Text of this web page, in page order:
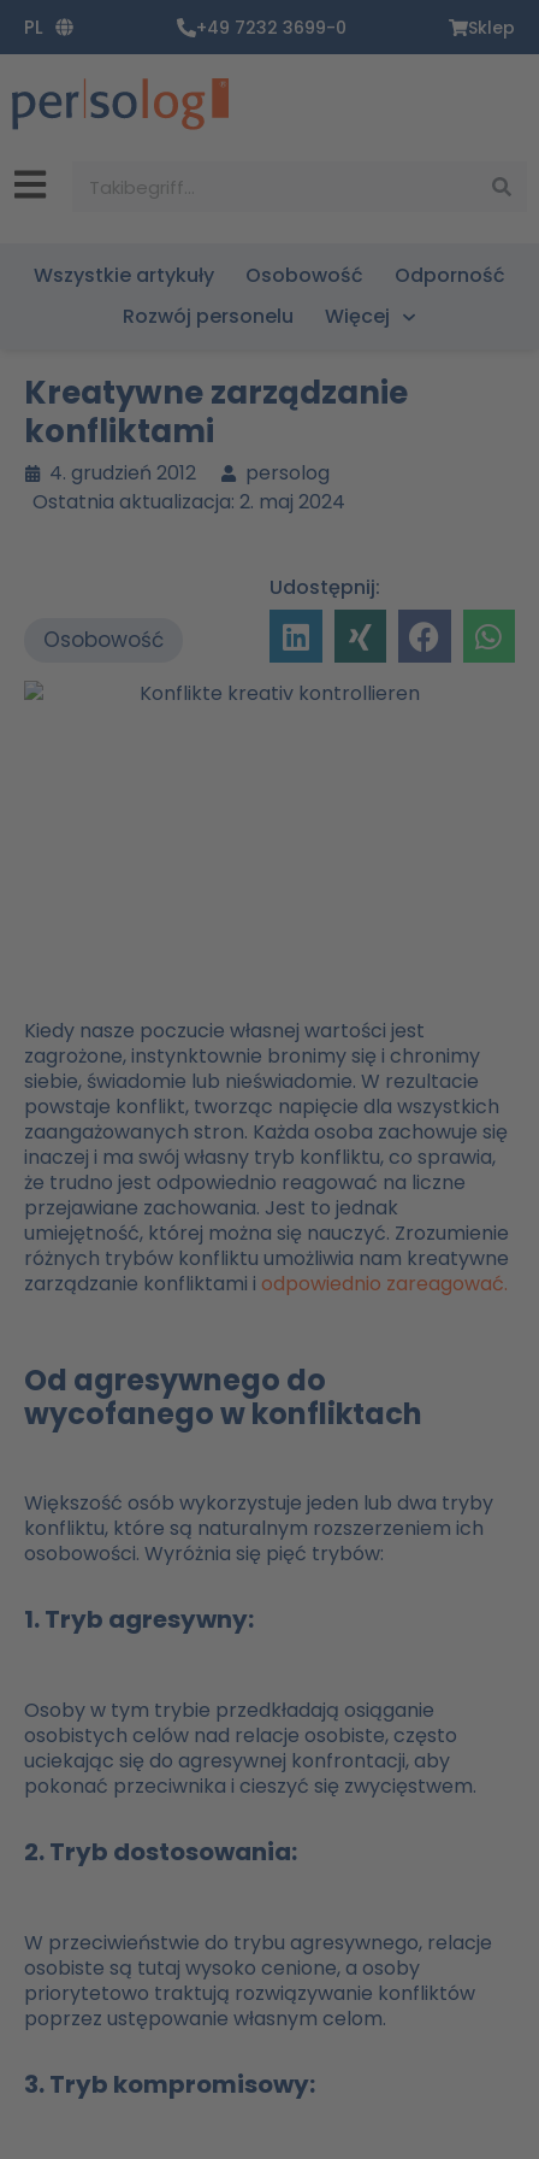
Inhalt
springen
PL +49 7232 3699-0 Sklep
Wszystkie artykuły Osobowość
Odporność
Rozwój personelu
Więcej
Kreatywne zarządzanie
konfliktami
4. grudzień 2012
persolog
Ostatnia aktualizacja: 2. maj 2024
Osobowość
Udostępnij:
Kiedy nasze poczucie własnej wartości jest
zagrożone, instynktownie bronimy się i chronimy
siebie, świadomie lub nieświadomie. W rezultacie
powstaje konflikt, tworząc napięcie dla wszystkich
zaangażowanych stron. Każda osoba zachowuje się
inaczej i ma swój własny tryb konfliktu, co sprawia,
że trudno jest odpowiednio reagować na liczne
przejawiane zachowania. Jest to jednak
umiejętność, której można się nauczyć. Zrozumienie
różnych trybów konfliktu umożliwia nam kreatywne
zarządzanie konfliktami i odpowiednio zareagować.
Od agresywnego do
wycofanego w konfliktach
Większość osób wykorzystuje jeden lub dwa tryby
konfliktu, które są naturalnym rozszerzeniem ich
osobowości. Wyróżnia się pięć trybów:
1. Tryb agresywny:
Osoby w tym trybie przedkładają osiąganie
osobistych celów nad relacje osobiste, często
uciekając się do agresywnej konfrontacji, aby
pokonać przeciwnika i cieszyć się zwycięstwem.
2. Tryb dostosowania:
W przeciwieństwie do trybu agresywnego, relacje
osobiste są tutaj wysoko cenione, a osoby
priorytetowo traktują rozwiązywanie konfliktów
poprzez ustępowanie własnym celom.
3. Tryb kompromisowy: